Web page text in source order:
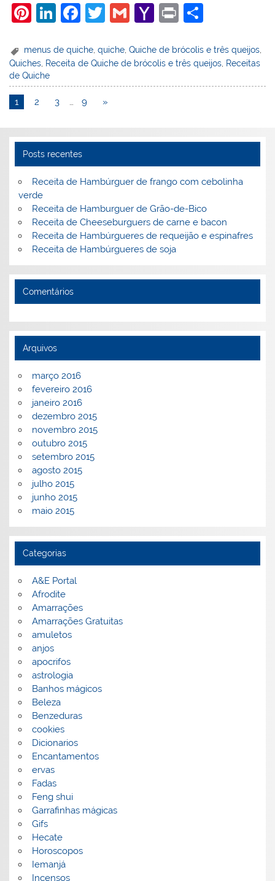
Pi
er
e
st
Li
k
e
dI
n
F
c
e
b
o
k
T
itt
er
G
ai
l
Y
h
o
o
Pr
t
ar
e
menus de quiche ,quiche ,Quiche de brócolis e três queijos
Quiches Receita de Quiche de brócolis e três queijos Receitas
de Quiche
1 2 3 … 9 »
Posts recentes
Receita de Hambúrguer de frango com cebolinha
verde
Receita de Hamburguer de Grão-de-Bico
Receita de Cheeseburguers de carne e bacon
Receita de Hambúrgueres de requeijão e espinafres
Receita de Hambúrgueres de soja
Comentários
Arquivos
março 2016
fevereiro 2016
janeiro 2016
dezembro 2015
novembro 2015
outubro 2015
setembro 2015
agosto 2015
julho 2015
junho 2015
maio 2015
Categorias
A&E Portal
Afrodite
Amarrações
Amarrações Gratuitas
amuletos
anjos
apocrifos
astrologia
Banhos mágicos
Beleza
Benzeduras
cookies
Dicionarios
Encantamentos
ervas
Fadas
Feng shui
Garrafinhas mágicas
Gifs
Hecate
Horoscopos
Iemanjá
Incensos